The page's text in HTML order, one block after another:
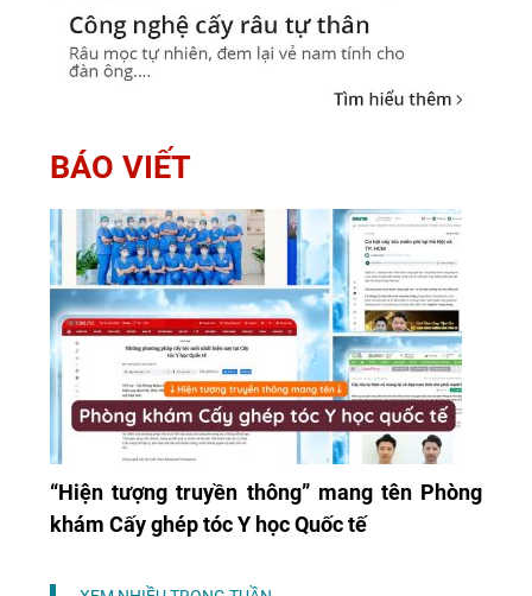
BÁO VIẾT
“Hiện tượng truyền thông” mang tên Phòng
khám Cấy ghép tóc Y học Quốc tế